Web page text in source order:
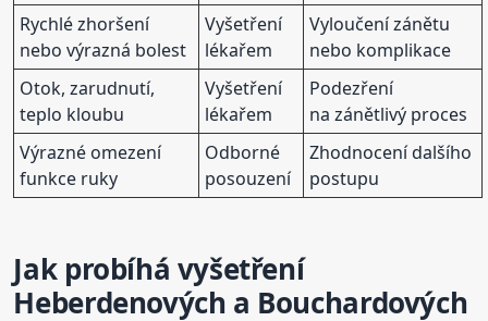
Rychlé zhoršení
nebo výrazná bolest
Vyšetření
lékařem
Vyloučení zánětu
nebo komplikace
Otok, zarudnutí,
teplo kloubu
Vyšetření
lékařem
Podezření
na zánětlivý proces
Výrazné omezení
funkce ruky
Odborné
posouzení
Zhodnocení dalšího
postupu
Jak probíhá vyšetření
Heberdenových a Bouchardových